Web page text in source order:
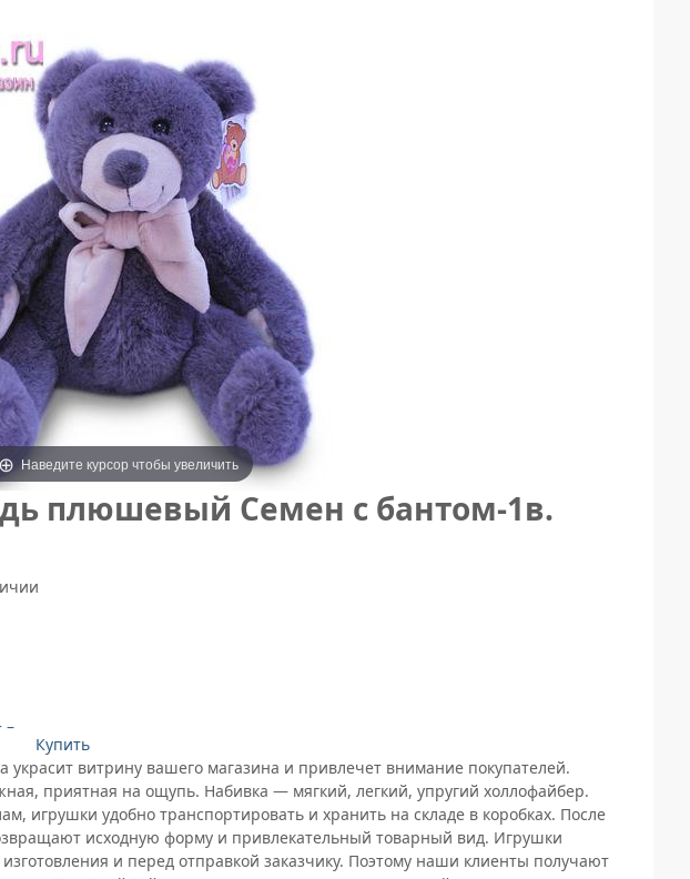
Наведите курсор чтобы увеличить
плюшевый Семен с бантом-1в.
–
Купить
витрину вашего магазина и привлечет внимание покупателей.
приятная на ощупь. Набивка — мягкий, легкий, упругий холлофайбер.
игрушки удобно транспортировать и хранить на складе в коробках. После
исходную форму и привлекательный товарный вид. Игрушки
и перед отправкой заказчику. Поэтому наши клиенты получают